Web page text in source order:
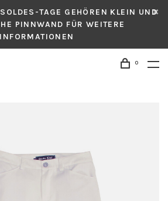
TAGE GEHÖREN KLEIN UND
PINNWAND FÜR WEITERE
INFORMATIONEN
0